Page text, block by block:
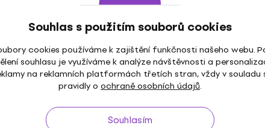
Souhlas s použitím souborů cookies
cookies používáme k zajištění funkčnosti našeho webu.
souhlasu je využíváme k analýze návštěvnosti a
na reklamních platformách třetích stran, vždy v souladu
pravidly o ochraně osobních údajů.
Souhlasím
30 dnů Doprava zdarma od 2 500 Kč